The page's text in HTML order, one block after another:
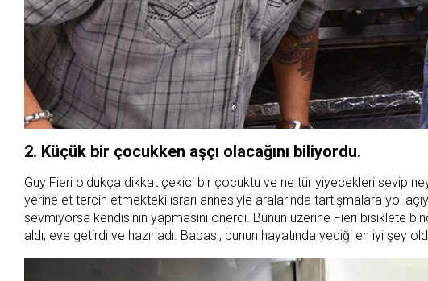
2. Küçük bir çocukken aşçı olacağını biliyordu.
Guy Fieri oldukça dikkat çekici bir çocuktu ve ne tür yiyecekleri sevip
yerine et tercih etmekteki ısrarı annesiyle aralarında tartışmalara yol
sevmiyorsa kendisinin yapmasını önerdi. Bunun üzerine Fieri bisiklete
aldı, eve getirdi ve hazırladı. Babası, bunun hayatında yediği en iyi şey